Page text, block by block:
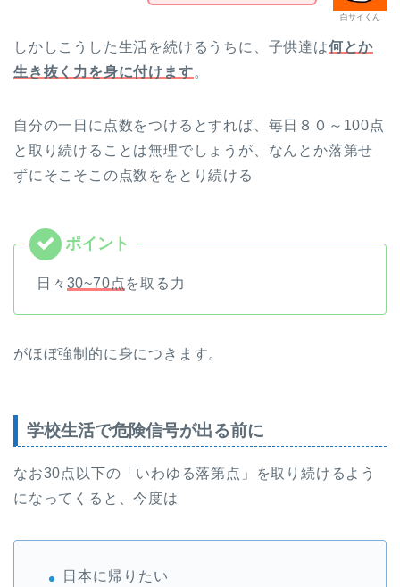
白サイくん
しかしこうした生活を続けるうちに、子供達は何とか
生き抜く力を身に付けます。
自分の一日に点数をつけるとすれば、毎日８０～100点
と取り続けることは無理でしょうが、なんとか落第せ
ずにそこそこの点数ををとり続ける
日々 30~70点を取る力
がほぼ強制的に身につきます。
学校生活で危険信号が出る前に
なお30点以下の「いわゆる落第点」を取り続けるよう
になってくると、今度は
日本に帰りたい